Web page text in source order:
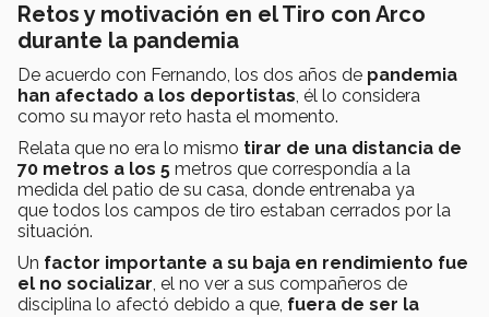
Retos y motivación en el Tiro con Arco
durante la pandemia
De acuerdo con Fernando, los dos años de pandemia
han afectado a los deportistas, él lo considera
como su mayor reto hasta el momento.
Relata que no era lo mismo tirar de una distancia de
70 metros a los 5 metros que correspondía a la
medida del patio de su casa, donde entrenaba ya
que todos los campos de tiro estaban cerrados por la
situación.
Un factor importante a su baja en rendimiento fue
el no socializar, el no ver a sus compañeros de
disciplina lo afectó debido a que, fuera de ser la